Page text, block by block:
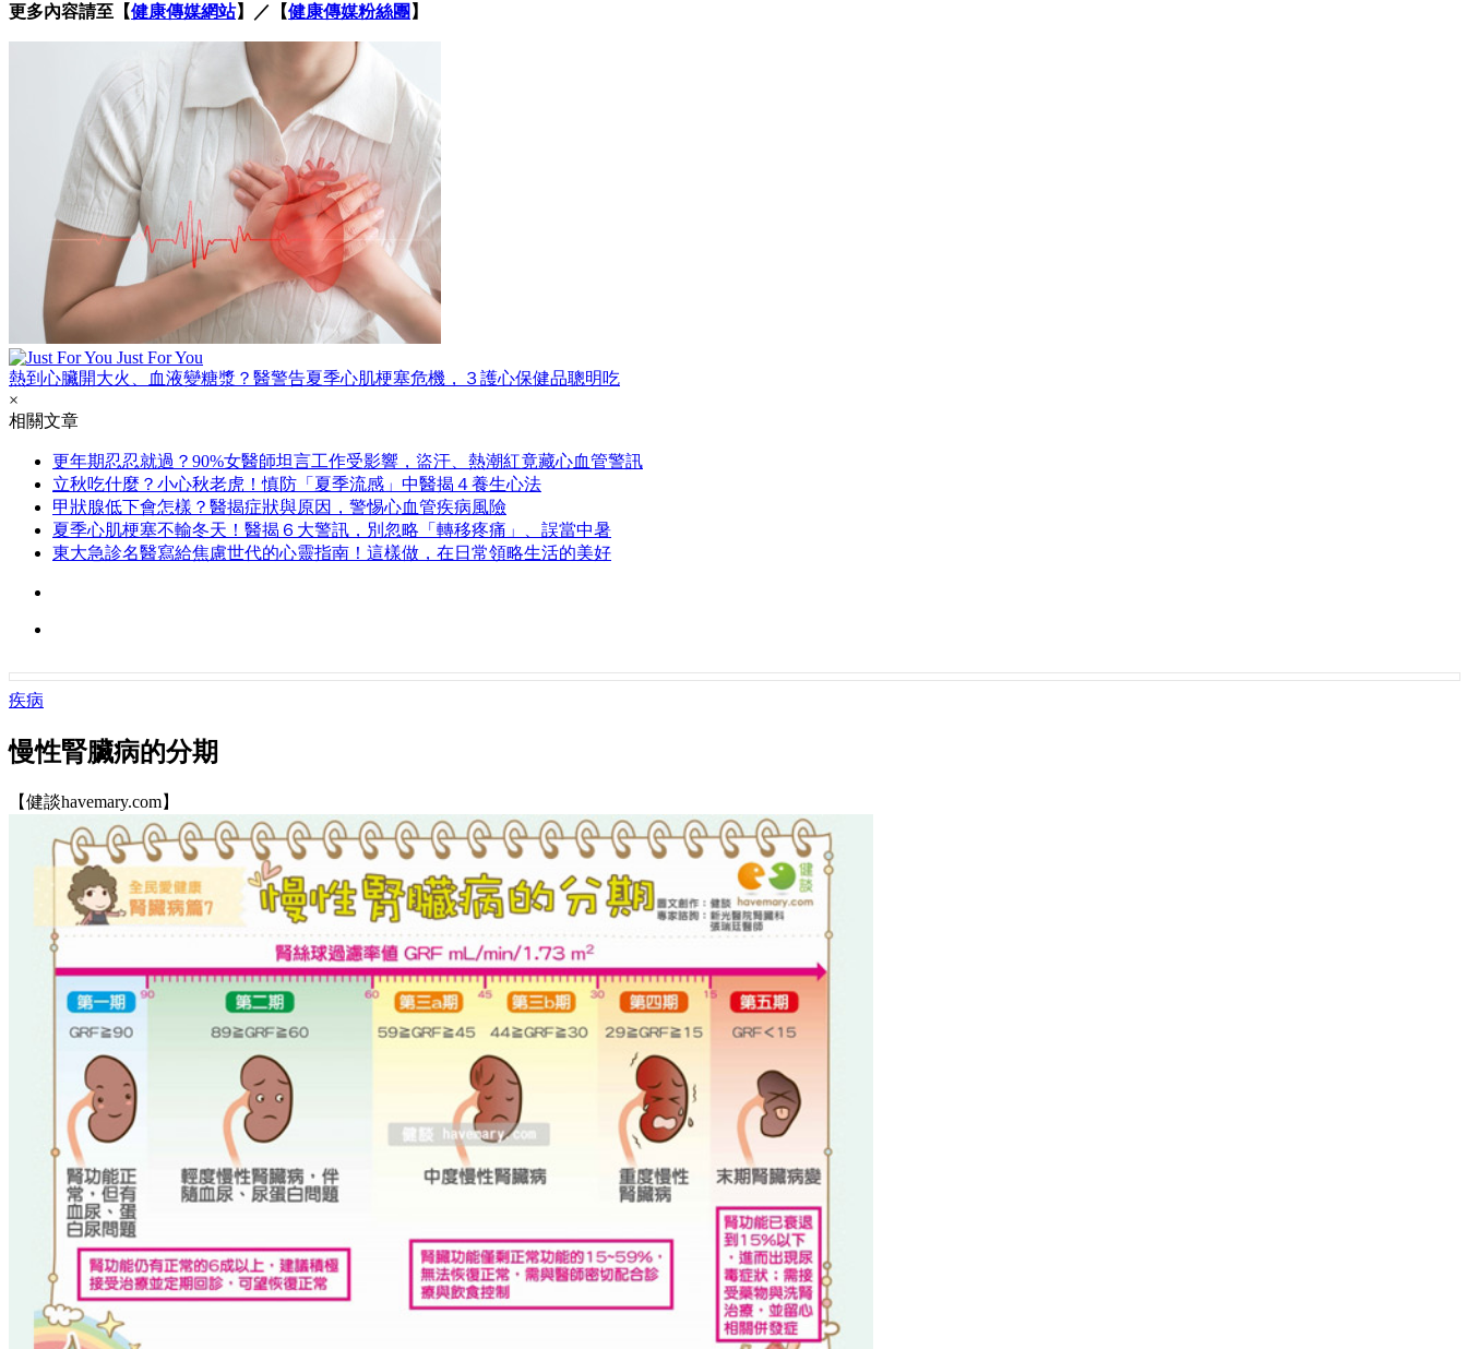
更多內容請至【健康傳媒網站】／【健康傳媒粉絲團 】
Just For You
熱到心臟開大火、血液變糖漿？醫警告夏季心肌梗塞危機，３護心保健品聰明吃
×
相關文章
更年期忍忍就過？90%女醫師坦言工作受影響，盜汗、熱潮紅竟藏心血管警訊
立秋吃什麼？小心秋老虎！慎防「夏季流感」中醫揭４養生心法
甲狀腺低下會怎樣？醫揭症狀與原因，警惕心血管疾病風險
夏季心肌梗塞不輸冬天！醫揭６大警訊，別忽略「轉移疼痛」、誤當中暑
東大急診名醫寫給焦慮世代的心靈指南！這樣做，在日常領略生活的美好
疾病
慢性腎臟病的分期
【健談havemary.com】